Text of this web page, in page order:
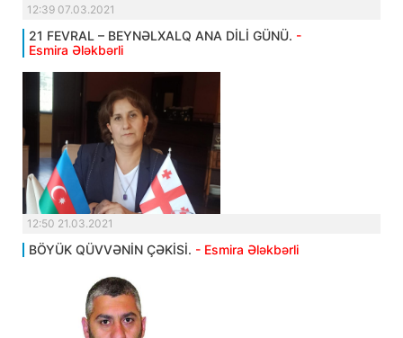
12:39 07.03.2021
21 FEVRAL – BEYNƏLXALQ ANA DİLİ GÜNÜ. -
Esmira Ələkbərli
12:50 21.03.2021
BÖYÜK QÜVVƏNİN ÇƏKİSİ. - Esmira Ələkbərli